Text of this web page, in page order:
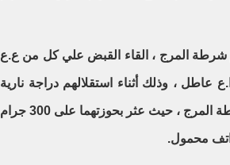
شرطة المرج ، القاء القبض علي كل من ع.ع
، وذلك أثناء استقلالهم دراجة نارية
"بدون لوحات معدنية" بدائرة قسم شرطة المرج ، حيث عثر بحوزتهما على 300 جرام
محمول.